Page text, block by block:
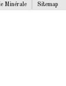
Minérale Sitemap